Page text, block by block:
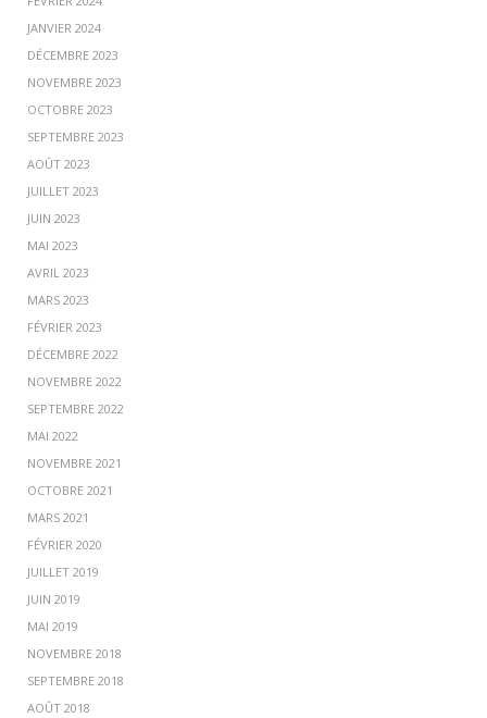
JANVIER 2024
DÉCEMBRE 2023
NOVEMBRE 2023
OCTOBRE 2023
SEPTEMBRE 2023
AOÛT 2023
JUILLET 2023
JUIN 2023
MAI 2023
AVRIL 2023
MARS 2023
FÉVRIER 2023
DÉCEMBRE 2022
NOVEMBRE 2022
SEPTEMBRE 2022
MAI 2022
NOVEMBRE 2021
OCTOBRE 2021
MARS 2021
FÉVRIER 2020
JUILLET 2019
JUIN 2019
MAI 2019
NOVEMBRE 2018
SEPTEMBRE 2018
AOÛT 2018